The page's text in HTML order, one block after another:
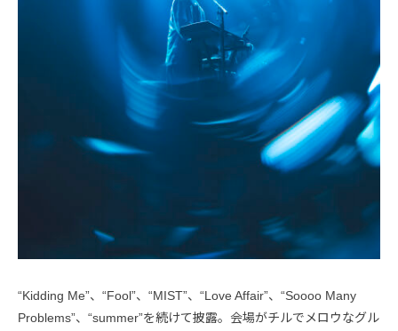
“Kidding Me”、“Fool”、“MIST”、“Love Affair”、“Soooo Many
Problems”、“summer”を続けて披露。会場がチルでメロウなグル